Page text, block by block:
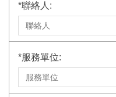
*聯絡人:
*服務單位: